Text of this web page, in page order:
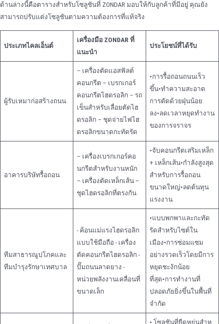
ด้านล่างนี้คือตารางสําหรับโซลูชันที่ ZONDAR มอบให้กับลูกค้าที่มีอยู่ คุณยัง
สามารถปรับแต่งโซลูชันตามความต้องการที่แท้จริง
ประเภทไคลเอ็นต์
เครื่องมือ ZONDAR ที่
แนะนํา
ประโยชน์ที่ได้รับ
ผู้รับเหมาก่อสร้างถนน
– เครื่องตัดแอสฟัลต์
คอนกรีต – เบรกเกอร์
คอนกรีตไฮดรอลิก – รถ
เข็นสําหรับเลื่อยตัดไฮ
ดรอลิก – ชุดจ่ายไฟไฮ
ดรอลิกขนาดกะทัดรัด
•การรื้อถอนถนนเร็ว
ขึ้น•ทําความสะอาด
การตัดด้วยฝุ่นน้อย
ลง•ลดเวลาหยุดทํางาน
ของการจราจร
อาคารบริษัทรื้อถอน
– เครื่องเบรกเกอร์คอ
นกรีตสําหรับงานหนัก
– เครื่องตัดเหล็กเส้น –
ชุดไฮดรอลิกที่ตรงกัน
•จับคอนกรีตเสริมเหล็ก
+ เหล็กเส้น•กําลังสูงสุด
สําหรับการรื้อถอน
ขนาดใหญ่•ลดต้นทุน
แรงงาน
ทีมสาธารณูปโภคและ
ทีมบํารุงรักษาเทศบาล
- ค้อนแม่แรงไฮดรอลิก
แบบใช้มือถือ - เครื่อง
ตัดคอนกรีตไฮดรอลิก -
ปั๊มถนนลาดยาง -
หน่วยพลังงานเคลื่อนที่
ขนาดเล็ก
•แบบพกพาและกะทัด
รัดสําหรับไซต์ใน
เมือง•การซ่อมแซม
อย่างรวดเร็วโดยมีการ
หยุดชะงักน้อย
ที่สุด•การทํางานที่
ปลอดภัยยิ่งขึ้นในพื้นที่
จํากัด
• โซลูชันที่ยืดหยุ่นสําห